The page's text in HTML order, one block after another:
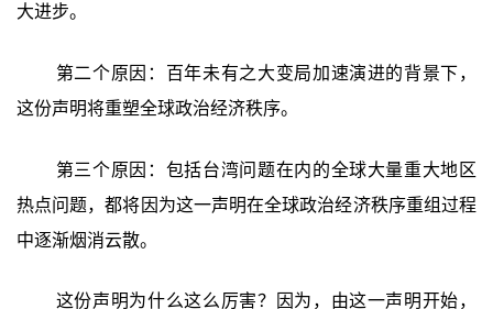
大进步。
第二个原因：百年未有之大变局加速演进的背景下，
这份声明将重塑全球政治经济秩序。
第三个原因：包括台湾问题在内的全球大量重大地区
热点问题，都将因为这一声明在全球政治经济秩序重组过程
中逐渐烟消云散。
这份声明为什么这么厉害？因为，由这一声明开始，